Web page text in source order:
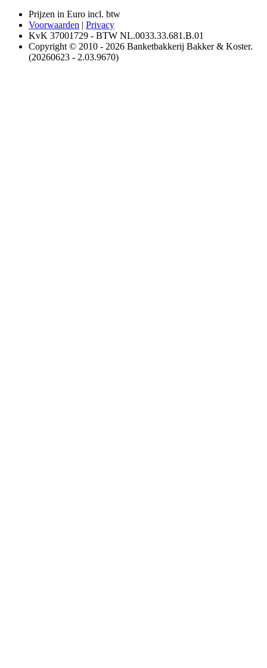
Prijzen in Euro incl. btw
Voorwaarden | Privacy
KvK 37001729 - BTW NL.0033.33.681.B.01
Copyright © 2010 - 2026 Banketbakkerij Bakker & Koster.
(20260623 - 2.03.9670)